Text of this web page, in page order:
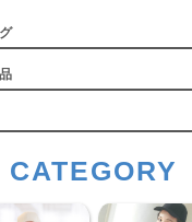
CATEGORY